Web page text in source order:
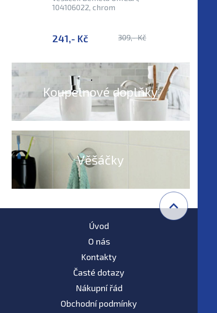
104106022, chrom
241,- Kč 309,- Kč
Koupelnové doplňky
Věšáčky
Úvod
O nás
Kontakty
Časté dotazy
Nákupní řád
Obchodní podmínky